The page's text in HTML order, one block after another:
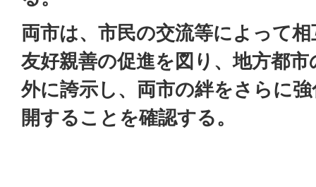
両市は、市民の交流等によって
友好親善の促進を図り、地方都
外に誇示し、両市の絆をさらに
開することを確認する。